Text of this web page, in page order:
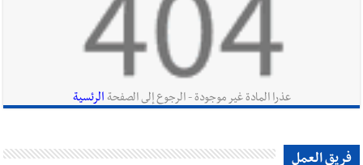
الجيش اللبناني : إصابة أحد العسكريين بجروح طفيفة
نتيجة استهداف إسرائيلي معادٍ لجرافة للجيش في بلدة المنصوري -
أخبار لبنان مسيّرة أسرائيلية القت قنبلة صوتية باتجاه جرافة للجيش
عذرا المادة غير موجودة - الرجوع إلى الصفحة الرئسية
فريق العمل